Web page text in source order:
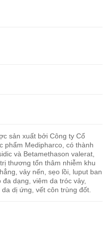
sản xuất bởi Công ty Cổ
phẩm Medipharco, có thành
và Betamethason valerat,
thương tổn thâm nhiễm khu
vảy nến, sẹo lồi, luput ban
dạng, viêm da tróc vảy,
dị ứng, vết côn trùng đốt.